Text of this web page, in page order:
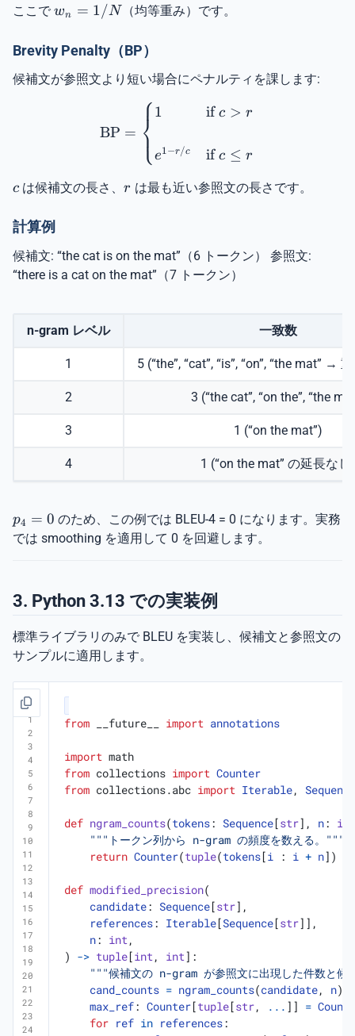
ここで w_n
1/N
wn = 1/N （均等重み）です。
Brevity Penalty（BP）
候補文が参照文より短い場合にペナルティを課します:
\text{BP} =
BP = ⎩
⎨⎧1
e1−r/c
ifc > r
ifc ≤ r
c
c は候補文の長さ、 r
r は最も近い参照文の長さです。
計算例
候補文: “the cat is on the mat”（6 トークン） 参照文:
“there is a cat on the mat”（7 トークン）
n-gram レベル 一致数
1 5 (“the”, “cat”, “is”, “on”, “the mat” →
2 3 (“the cat”, “on the”, “the
3 1 (“on the mat”)
4 1 (“on the mat” の延長なし)
p_4
= 0
p4 = 0 のため、この例では BLEU-4 = 0 になります。実務
では smoothing を適用して 0 を回避します。
3. Python 3.13 での実装例
標準ライブラリのみで BLEU を実装し、候補文と参照文の
サンプルに適用します。
1
from __future__ import annotations
import math
from collections import Counter
from collections.abc import Iterable,
def ngram_counts(tokens: Sequence[str], n:
"""トークン列から n-gram の頻度を数える。"""
return Counter(tuple(tokens[i : i + n])
def modified_precision(
candidate: Sequence[str],
references: Iterable[Sequence[str]],
n: int,
)
-> tuple[int, int]:
"""候補文の n-gram が参照文に出現した件数と
cand_counts = ngram_counts(candidate, n)
max_ref: Counter[tuple[str, ... ]] =
for ref in references: